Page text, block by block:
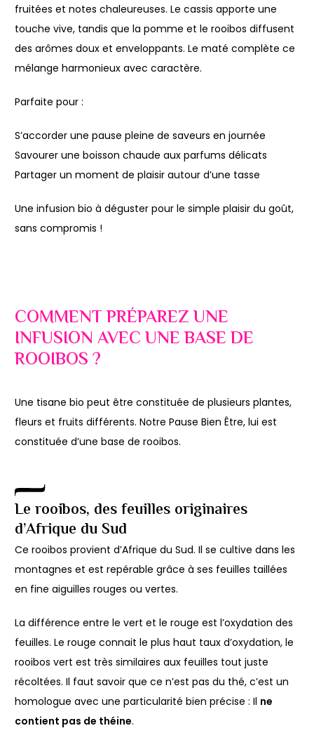
fruitées et notes chaleureuses. Le cassis apporte une
touche vive, tandis que la pomme et le rooibos diffusent
des arômes doux et enveloppants. Le maté complète ce
mélange harmonieux avec caractère.
Parfaite pour :
S’accorder une pause pleine de saveurs en journée
Savourer une boisson chaude aux parfums délicats
Partager un moment de plaisir autour d’une tasse
Une infusion bio à déguster pour le simple plaisir du goût,
sans compromis !
COMMENT PRÉPAREZ UNE
INFUSION AVEC UNE BASE DE
ROOIBOS ?
Une tisane bio peut être constituée de plusieurs plantes,
fleurs et fruits différents. Notre Pause Bien Être, lui est
constituée d’une base de rooibos.
Le rooibos, des feuilles originaires
d’Afrique du Sud
Ce rooibos provient d’Afrique du Sud. Il se cultive dans les
montagnes et est repérable grâce à ses feuilles taillées
en fine aiguilles rouges ou vertes.
La différence entre le vert et le rouge est l’oxydation des
feuilles. Le rouge connait le plus haut taux d’oxydation, le
rooibos vert est très similaires aux feuilles tout juste
récoltées. Il faut savoir que ce n’est pas du thé, c’est un
homologue avec une particularité bien précise : Il ne
contient pas de théine.